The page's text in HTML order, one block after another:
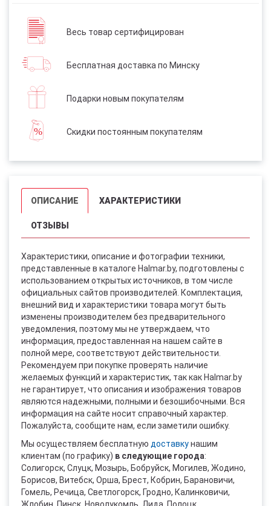
Весь товар сертифицирован
Бесплатная доставка по Минску
Подарки новым покупателям
Скидки постоянным покупателям
ОПИСАНИЕ ХАРАКТЕРИСТИКИ
ОТЗЫВЫ
Характеристики, описание и фотографии техники,
представленные в каталоге Halmar.by, подготовлены с
использованием открытых источников, в том числе
официальных сайтов производителей. Комплектация,
внешний вид и характеристики товара могут быть
изменены производителем без предварительного
уведомления, поэтому мы не утверждаем, что
информация, предоставленная на нашем сайте в
полной мере, соответствуют действительности.
Рекомендуем при покупке проверять наличие
желаемых функций и характеристик, так как Halmar.by
не гарантирует, что описания и изображения товаров
являются надежными, полными и безошибочными. Вся
информация на сайте носит справочный характер.
Пожалуйста, сообщите нам, если заметили ошибку.
Мы осуществляем бесплатную доставкунашим
клиентам (по графику) в следующие города:
Солигорск, Слуцк, Мозырь, Бобруйск, Могилев, Жодино,
Борисов, Витебск, Орша, Брест, Кобрин, Барановичи,
Гомель, Речица, Светлогорск, Гродно, Калинковичи,
Жлобин, Пинск, Новолукомль, Лида, Полоцк,